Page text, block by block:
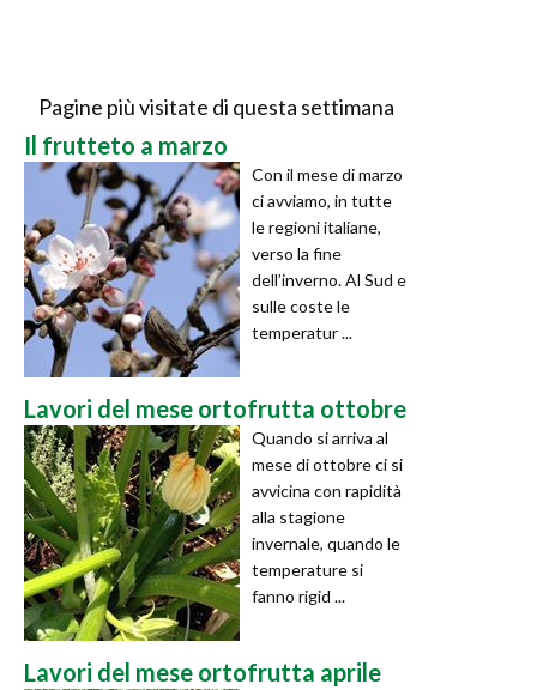
Pagine più visitate di questa settimana
Il frutteto a marzo
Con il mese di marzo
ci avviamo, in tutte
le regioni italiane,
verso la fine
dell’inverno. Al Sud e
sulle coste le
temperatur ...
Lavori del mese ortofrutta ottobre
Quando si arriva al
mese di ottobre ci si
avvicina con rapidità
alla stagione
invernale, quando le
temperature si
fanno rigid ...
Lavori del mese ortofrutta aprile